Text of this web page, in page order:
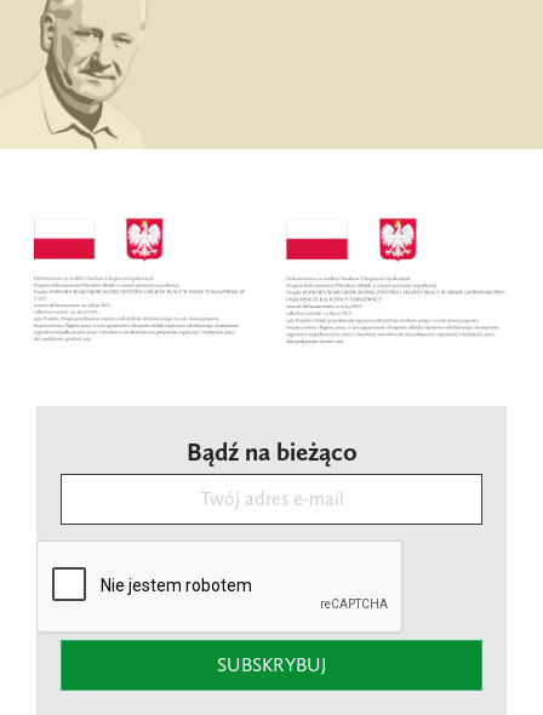
Bądź na bieżąco
SUBSKRYBUJ